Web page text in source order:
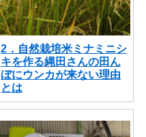
2．自然栽培米ミナミニシ
キを作る縄田さんの田ん
ぼにウンカが来ない理由
とは